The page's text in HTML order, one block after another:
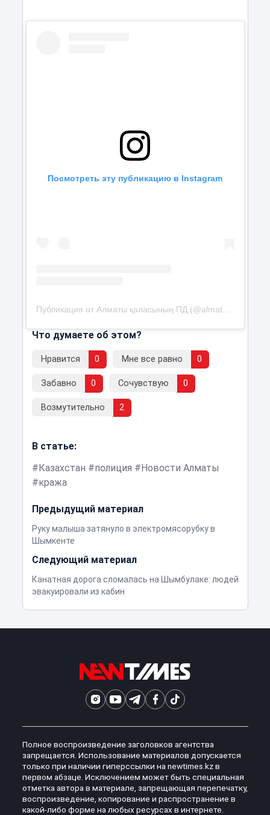
Посмотреть эту публикацию в Instagram
Публикация от Алматы қаласының ПД (@almaty_police_department)
Что думаете об этом?
Нравится 0 Мне все равно 0
Забавно 0 Сочувствую 0
Возмутительно 2
В статье:
Казахстан
полиция
Новости Алматы
кража
Предыдущий материал
Руку малыша затянуло в электромясорубку в
Шымкенте
Следующий материал
Канатная дорога сломалась на Шымбулаке: людей
эвакуировали из кабин
Полное воспроизведение заголовков агентства
запрещается. Использование материалов допускается
только при наличии гиперссылки на newtimes.kz в
первом абзаце. Исключением может быть специальная
отметка автора в материале, запрещающая перепечатку,
воспроизведение, копирование и распространение в
какой-либо форме на любых ресурсах в интернете.